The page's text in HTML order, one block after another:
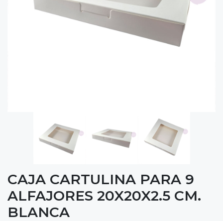
CAJA CARTULINA PARA 9
ALFAJORES 20X20X2.5 CM.
BLANCA